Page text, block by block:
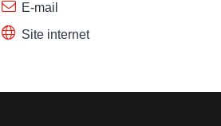
E-mail
Site internet